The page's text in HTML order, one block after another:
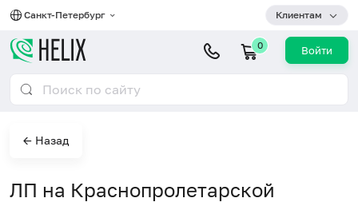
Санкт-Петербург Клиентам
0 Войти
← Назад
ЛП на Краснопролетарской